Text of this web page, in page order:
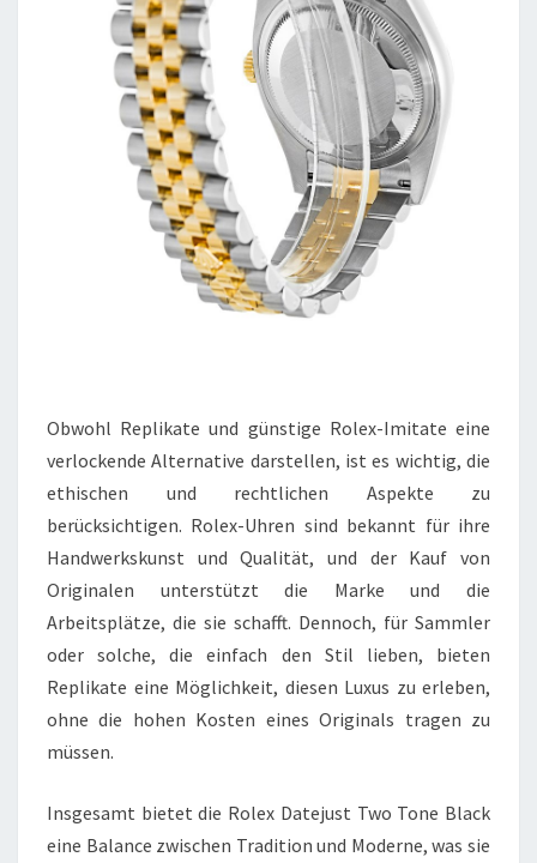
Obwohl Replikate und günstige Rolex-Imitate eine
verlockende Alternative darstellen, ist es wichtig, die
ethischen und rechtlichen Aspekte zu
berücksichtigen. Rolex-Uhren sind bekannt für ihre
Handwerkskunst und Qualität, und der Kauf von
Originalen unterstützt die Marke und die
Arbeitsplätze, die sie schafft. Dennoch, für Sammler
oder solche, die einfach den Stil lieben, bieten
Replikate eine Möglichkeit, diesen Luxus zu erleben,
ohne die hohen Kosten eines Originals tragen zu
müssen.
Insgesamt bietet die Rolex Datejust Two Tone Black
eine Balance zwischen Tradition und Moderne, was sie